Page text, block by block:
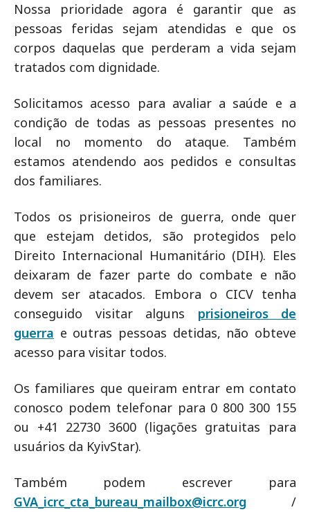
Nossa prioridade agora é garantir que as
pessoas feridas sejam atendidas e que os
corpos daquelas que perderam a vida sejam
tratados com dignidade.
Solicitamos acesso para avaliar a saúde e a
condição de todas as pessoas presentes no
local no momento do ataque. Também
estamos atendendo aos pedidos e consultas
dos familiares.
Todos os prisioneiros de guerra, onde quer
que estejam detidos, são protegidos pelo
Direito Internacional Humanitário (DIH). Eles
deixaram de fazer parte do combate e não
devem ser atacados. Embora o CICV tenha
conseguido visitar alguns prisioneiros de
guerra e outras pessoas detidas, não obteve
acesso para visitar todos.
Os familiares que queiram entrar em contato
conosco podem telefonar para 0 800 300 155
ou +41 22730 3600 (ligações gratuitas para
usuários da KyivStar).
Também podem escrever para
GVA_icrc_cta_bureau_mailbox@icrc.org /